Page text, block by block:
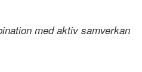
med aktiv samverkan